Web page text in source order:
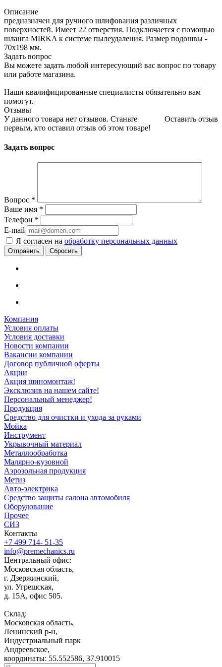
Описание
предназначен для ручного шлифования различных
поверхностей. Имеет 22 отверстия. Подключается с помощью
шланга MIRKA к системе пылеудаления. Размер подошвы -
70х198 мм.
Задать вопрос
Вы можете задать любой интересующий вас вопрос по товару
или работе магазина.
Наши квалифицированные специалисты обязательно вам
помогут.
Отзывы
Оставить отзыв
У данного товара нет отзывов. Станьте
первым, кто оставил отзыв об этом товаре!
Задать вопрос
Вопрос *
Ваше имя *
Телефон *
E-mail
Я согласен на обработку персональных данных
Сбросить
Компания
Условия оплаты
Условия доставки
Новости компании
Вакансии компании
Договор публичной оферты
Акции
Акция шиномонтаж!
Эксклюзив на нашем сайте!
Персональный менеджер!
Продукция
Средство для очистки и ухода за руками
Мойка
Инструмент
Укрывочный материал
Металлообработка
Малярно-кузовной
Аэрозольная продукция
Метиз
Авто-электрика
Средство защиты салона автомобиля
Оборудование
Прочее
СИЗ
Контакты
+7 499 714- 51-35
info@premechanics.ru
Центральный офис:
Московская область,
г. Дзержинский,
ул. Угрешская,
д. 15А, офис 505.
Склад:
Московская область,
Ленинский р-н,
Индустриальный парк
Андреевское,
координаты: 55.552586, 37.910015